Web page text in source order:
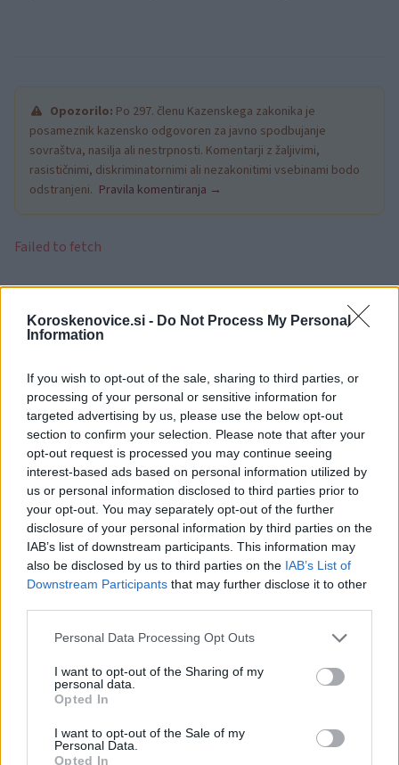
Koroskenovice.si - Do Not Process My Personal
Information
If you wish to opt-out of the sale, sharing to third parties, or
processing of your personal or sensitive information for
targeted advertising by us, please use the below opt-out
section to confirm your selection. Please note that after your
opt-out request is processed you may continue seeing
interest-based ads based on personal information utilized by
us or personal information disclosed to third parties prior to
your opt-out. You may separately opt-out of the further
disclosure of your personal information by third parties on the
IAB’s list of downstream participants. This information may
also be disclosed by us to third parties on the IAB’s List of
Downstream Participants that may further disclose it to other
Please note that this website/app uses one or more Google
not limited to your visit or usage behaviour. You may click to
grant or deny consent to Google and its third-party tags to
use your data for below specified purposes in below Google
consent section.
Personal Data Processing Opt Outs
I want to opt-out of the Sharing of my
personal data.
Opted In
I want to opt-out of the Sale of my
Personal Data.
Opted In
Opozorilo: Po 297. členu Kazenskega zakonika je
posameznik kazensko odgovoren za javno spodbujanje
sovraštva, nasilja ali nestrpnosti. Komentarji z žaljivimi,
rasističnimi, diskriminatornimi ali nezakonitimi vsebinami bodo
odstranjeni. Pravila komentiranja →
Failed to fetch
Občine: Dravograd
Ključne besede: Dravograd čarodej
jole cole
občina dravograd
občinski praznik
predstava za otroke
Več iz kraja Dravograd
Kovinska ograja po meri: kako
izbrati material, polnilo in
izvedbo
gneče, več udobja